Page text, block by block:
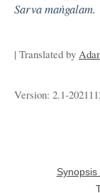
Sarva maṅgalam.
| Translated by
Version: 2.1-